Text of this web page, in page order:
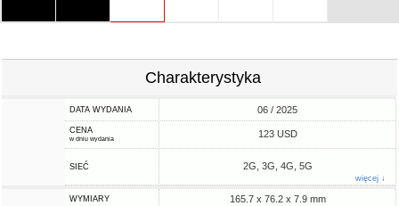
Charakterystyka
DATA WYDANIA 06 / 2025
CENA
w dniu wydania 123 USD
SIEĆ 2G, 3G, 4G, 5G
więcej ↓
WYMIARY 165.7 x 76.2 x 7.9 mm